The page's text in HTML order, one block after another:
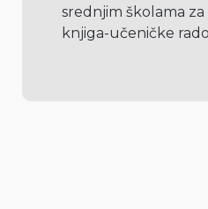
srednjim školama
knjiga-učeničke